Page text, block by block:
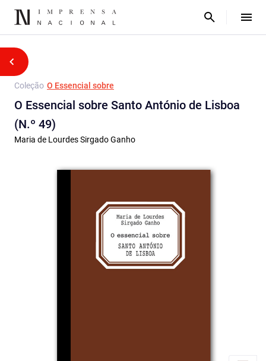
Coleção O Essencial sobre
O Essencial sobre Santo António de Lisboa
(N.º 49)
Maria de Lourdes Sirgado Ganho